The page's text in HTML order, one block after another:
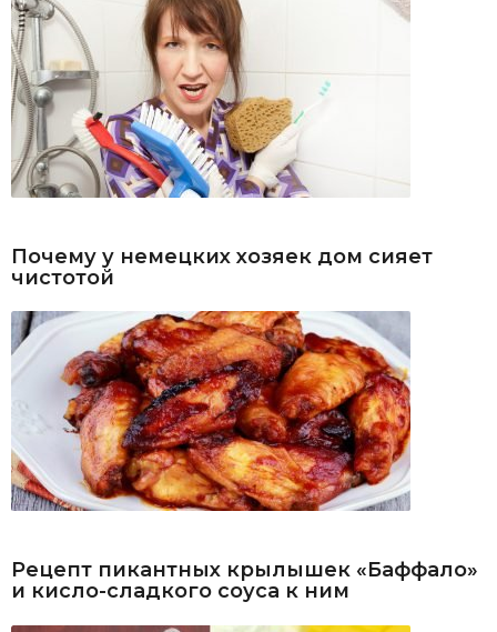
Почему у немецких хозяек дом сияет
чистотой
Рецепт пикантных крылышек «Баффало»
и кисло-сладкого соуса к ним